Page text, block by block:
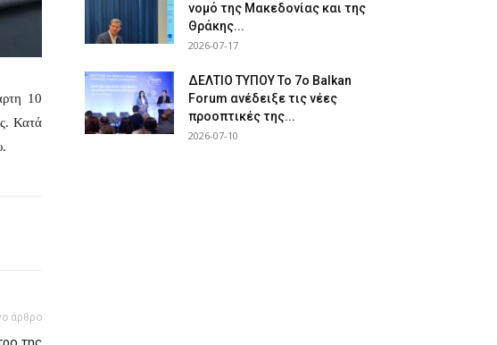
10
Κατά
άρθρο
νομό της Μακεδονίας και της
Θράκης...
2026-07-17
ΔΕΛΤΙΟ ΤΥΠΟΥ Το 7ο Balkan
Forum ανέδειξε τις νέες
προοπτικές της...
2026-07-10